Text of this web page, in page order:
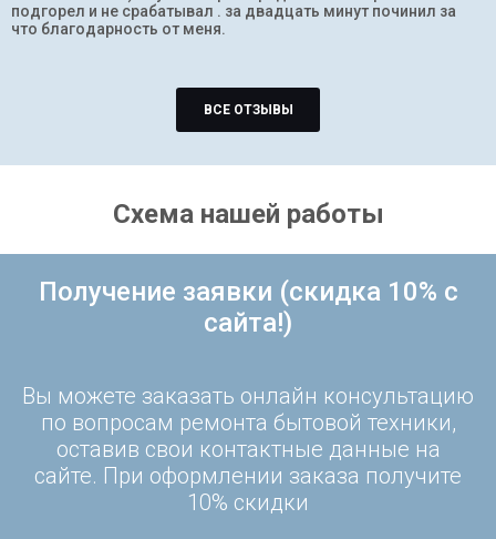
подгорел и не срабатывал . за двадцать минут починил за
что благодарность от меня.
ВСЕ ОТЗЫВЫ
Схема нашей работы
Получение заявки (скидка 10% с
сайта!)
Вы можете заказать онлайн консультацию
по вопросам ремонта бытовой техники,
оставив свои контактные данные на
сайте. При оформлении заказа получите
10% скидки